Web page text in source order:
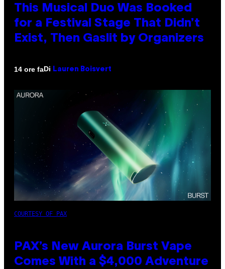
This Musical Duo Was Booked
for a Festival Stage That Didn’t
Exist, Then Gaslit by Organizers
14 ore faDi Lauren Boisvert
COURTESY OF PAX
PAX’s New Aurora Burst Vape
Comes With a $4,000 Adventure